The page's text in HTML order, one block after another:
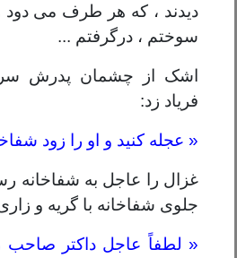
دیدند ، که هر طرف می دود
سوختم ، درگرفتم ...
اشک از چشمان پدرش
فریاد زد:
« عجله کنید و او را زود
غزال را عاجل به شفاخانه
جلوی شفاخانه با گریه و
« لطفاً عاجل داکتر صاحب